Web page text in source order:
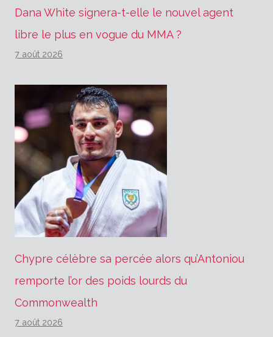
Dana White signera-t-elle le nouvel agent
libre le plus en vogue du MMA ?
7 août 2026
Chypre célèbre sa percée alors qu’Antoniou
remporte l’or des poids lourds du
Commonwealth
7 août 2026